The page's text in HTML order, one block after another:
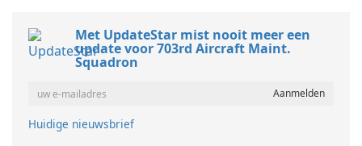
Met UpdateStar mist nooit meer een
update voor 703rd Aircraft Maint.
Squadron
Huidige nieuwsbrief